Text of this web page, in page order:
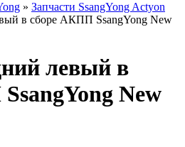
» Запчасти SsangYong Actyon
в сборе АКПП SsangYong New
левый в
New